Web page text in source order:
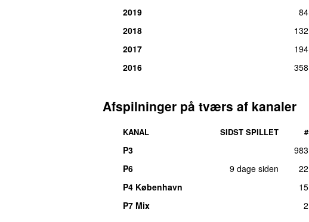
2019
84
2018
132
2017
194
2016
358
Afspilninger på tværs af kanaler
KANAL SIDST SPILLET #
P3
983
P6
9 dage siden
22
P4 København
15
P7 Mix
2